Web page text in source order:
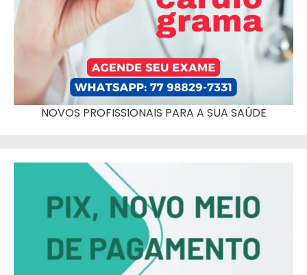
NOVOS PROFISSIONAIS PARA A SUA SAÚDE